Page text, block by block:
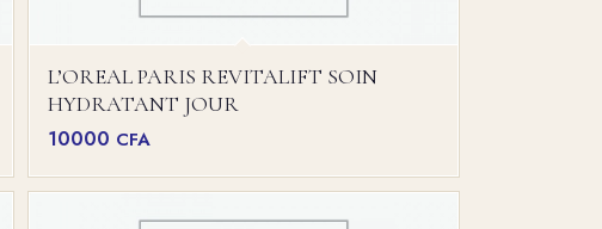
L’OREAL PARIS REVITALIFT SOIN
HYDRATANT JOUR
10000 CFA